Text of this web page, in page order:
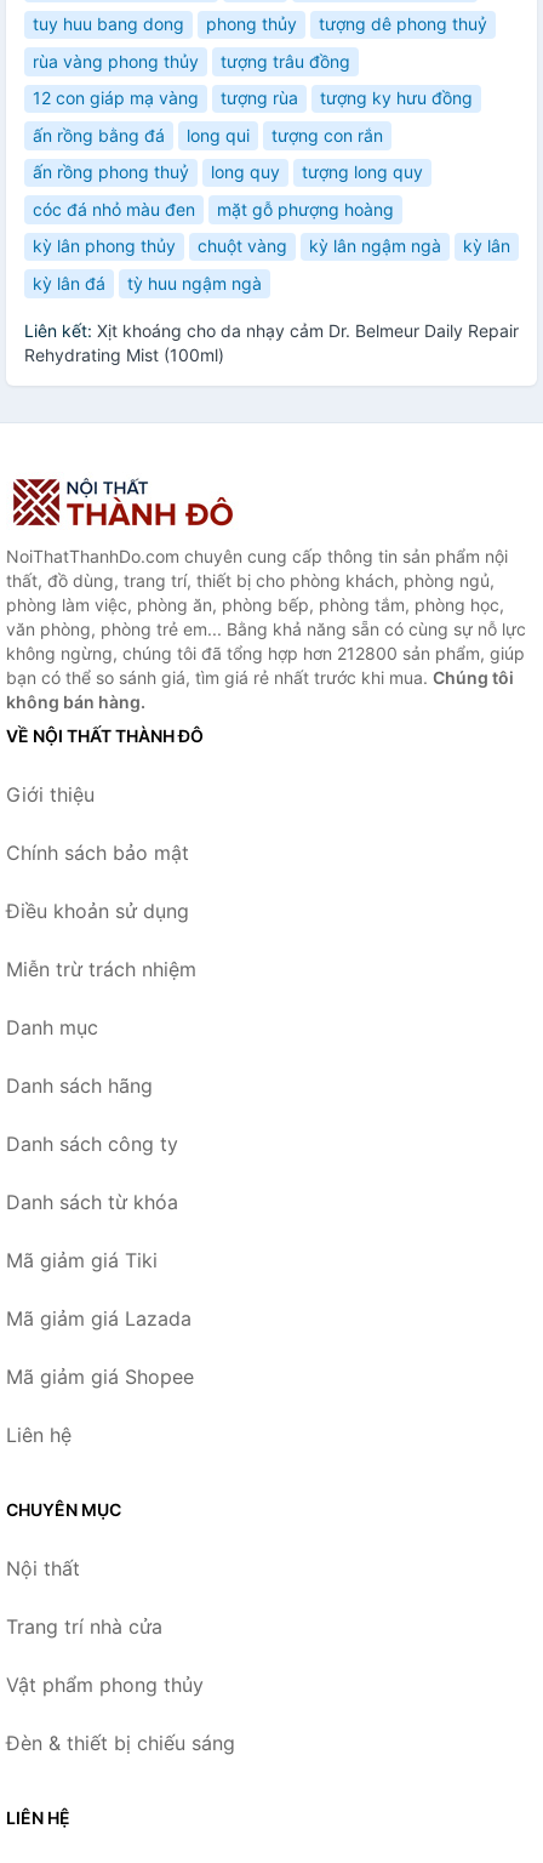
tuy huu bang dong
phong thủy
tượng dê phong thuỷ
rùa vàng phong thủy
tượng trâu đồng
12 con giáp mạ vàng
tượng rùa
tượng ky hưu đồng
ấn rồng bằng đá
long qui
tượng con rắn
ấn rồng phong thuỷ
long quy
tượng long quy
cóc đá nhỏ màu đen
mặt gỗ phượng hoàng
kỳ lân phong thủy
chuột vàng kỳ lân ngậm ngà
kỳ lân
kỳ lân đá
tỳ huu ngậm ngà
Liên kết: Xịt khoáng cho da nhạy cảm Dr. Belmeur Daily Repair
Rehydrating Mist (100ml)
NoiThatThanhDo.com chuyên cung cấp thông tin sản phẩm nội
thất, đồ dùng, trang trí, thiết bị cho phòng khách, phòng ngủ,
phòng làm việc, phòng ăn, phòng bếp, phòng tắm, phòng học,
văn phòng, phòng trẻ em... Bằng khả năng sẵn có cùng sự nỗ lực
không ngừng, chúng tôi đã tổng hợp hơn 212800 sản phẩm, giúp
bạn có thể so sánh giá, tìm giá rẻ nhất trước khi mua. Chúng tôi
không bán hàng.
VỀ NỘI THẤT THÀNH ĐÔ
Giới thiệu
Chính sách bảo mật
Điều khoản sử dụng
Miễn trừ trách nhiệm
Danh mục
Danh sách hãng
Danh sách công ty
Danh sách từ khóa
Mã giảm giá Tiki
Mã giảm giá Lazada
Mã giảm giá Shopee
Liên hệ
CHUYÊN MỤC
Nội thất
Trang trí nhà cửa
Vật phẩm phong thủy
Đèn & thiết bị chiếu sáng
LIÊN HỆ